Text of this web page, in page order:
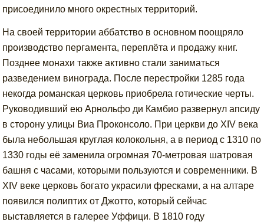
присоединило много окрестных территорий.
На своей территории аббатство в основном поощряло
производство пергамента, переплёта и продажу книг.
Позднее монахи также активно стали заниматься
разведением винограда. После перестройки 1285 года
некогда романская церковь приобрела готические черты.
Руководивший ею Арнольфо ди Камбио развернул апсиду
в сторону улицы Виа Проконсоло. При церкви до XIV века
была небольшая круглая колокольня, а в период с 1310 по
1330 годы её заменила огромная 70-метровая шатровая
башня с часами, которыми пользуются и современники. В
XIV веке церковь богато украсили фресками, а на алтаре
появился полиптих от Джотто, который сейчас
выставляется в галерее Уффици. В 1810 году